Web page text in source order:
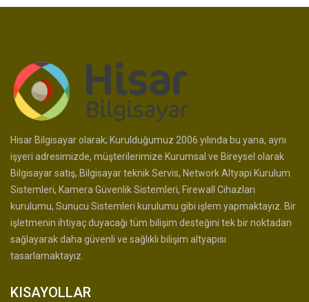
Hisar Bilgisayar olarak; Kurulduğumuz 2006 yılında bu yana, aynı
işyeri adresimizde, müşterilerimize Kurumsal ve Bireysel olarak
Bilgisayar satış, Bilgisayar teknik Servis, Network Altyapı Kurulum
Sistemleri, Kamera Güvenlik Sistemleri, Firewall Cihazları
kurulumu, Sunucu Sistemleri kurulumu gibi işlem yapmaktayız. Bir
işletmenin ihtiyaç duyacağı tüm bilişim desteğini tek bir noktadan
sağlayarak daha güvenli ve sağlıklı bilişim altyapısı
tasarlamaktayız.
KISAYOLLAR